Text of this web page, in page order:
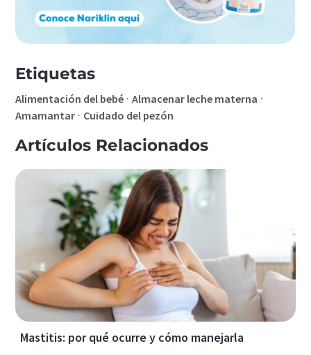
Etiquetas
Alimentación del bebé ·Almacenar leche materna ·
Amamantar · Cuidado del pezón
Artículos Relacionados
Mastitis: por qué ocurre y cómo manejarla